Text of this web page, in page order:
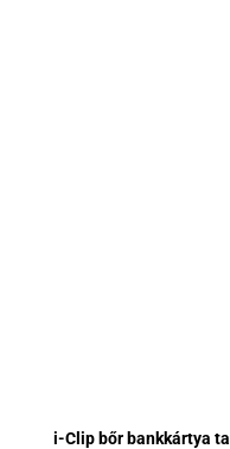
i-Clip bőr bankkártya